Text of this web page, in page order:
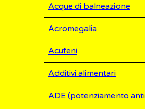
Acque di balneazione
Acromegalia
Acufeni
Additivi alimentari
ADE (potenziamento